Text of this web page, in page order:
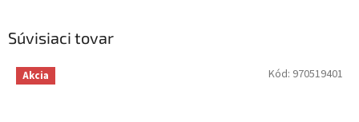
Súvisiaci tovar
Akcia Kód: 970519401